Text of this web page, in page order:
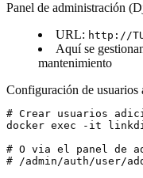
Panel de administración
URL: http://
Aquí se
mantenimiento
Configuración de usuarios
# Crear usuarios
docker exec -it
# O via el panel de
# /admin/auth/user/